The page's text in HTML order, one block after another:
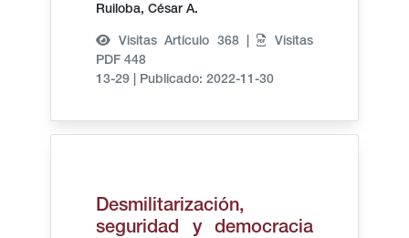
Ruiloba, César A.
Visitas Artículo 368 |
Visitas
PDF 448
13-29
Publicado: 2022-11-30
Desmilitarización,
seguridad y democracia